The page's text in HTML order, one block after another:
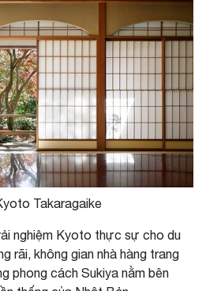
Takaragaike
nghiệm Kyoto thực sự cho du
rãi, không gian nhà hàng trang
phong cách Sukiya nằm bên